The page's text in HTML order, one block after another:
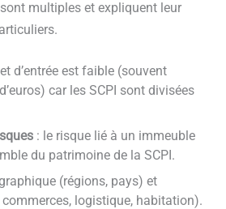
multiples et expliquent leur
d’entrée est faible (souvent
car les SCPI sont divisées
: le risque lié à un immeuble
du patrimoine de la SCPI.
(régions, pays) et
logistique, habitation).